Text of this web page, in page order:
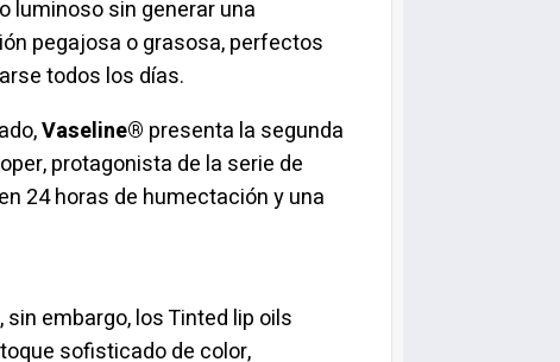
luminoso sin generar una
pegajosa o grasosa, perfectos
todos los días.
Vaseline® presenta la segunda
protagonista de la serie de
24 horas de humectación y una
embargo, los Tinted lip oils
sofisticado de color,